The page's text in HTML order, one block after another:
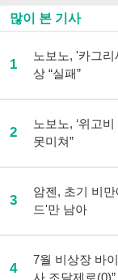
많이 본 기사
1
노보노, '카그
상 “실패”
2
노보노, ‘위고
못미쳐”
3
암젠, 초기 비만
드'만 남아
4
7월 비상장 바
사 조달제로(0)”